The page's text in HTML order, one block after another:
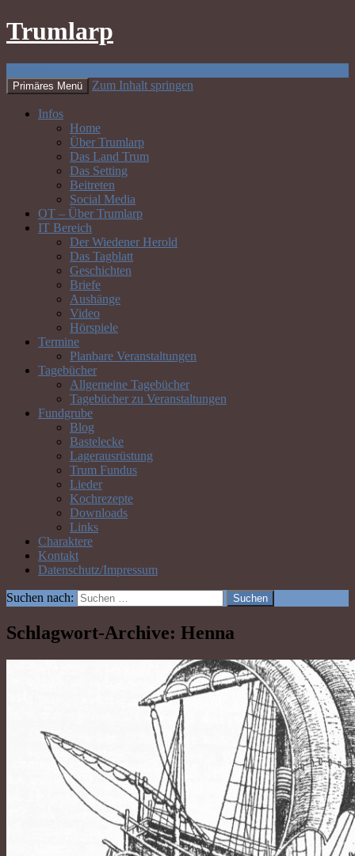
Trumlarp
Primäres Menü Zum Inhalt springen
Infos
Home
Über Trumlarp
Das Land Trum
Das Setting
Beitreten
Social Media
OT – Über Trumlarp
IT Bereich
Der Wiedener Herold
Das Tagblatt
Geschichten
Briefe
Aushänge
Video
Hörspiele
Termine
Planbare Veranstaltungen
Tagebücher
Allgemeine Tagebücher
Tagebücher zu Veranstaltungen
Fundgrube
Blog
Bastelecke
Lagerausrüstung
Trum Fundus
Lieder
Kochrezepte
Downloads
Links
Charaktere
Kontakt
Datenschutz/Impressum
Suchen nach:
Schlagwort-Archive: Henna